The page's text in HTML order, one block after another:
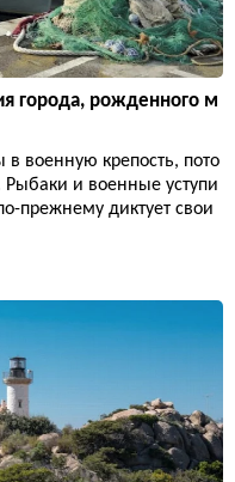
города, рожденного м
в военную крепость, пото
Рыбаки и военные уступи
прежнему диктует свои